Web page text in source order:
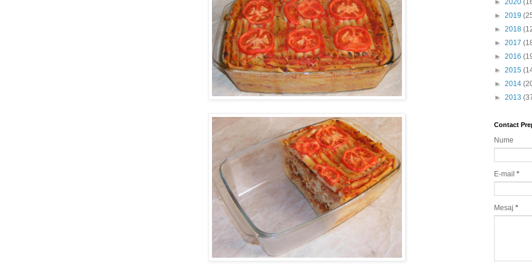
► 2020
► 2019
► 2018
► 2017
► 2016
► 2015
► 2014
► 2013
Contact
Nume
E-mail *
Mesaj *